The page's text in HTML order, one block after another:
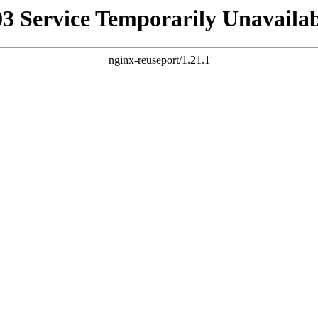
Service Temporarily
nginx-reuseport/1.21.1